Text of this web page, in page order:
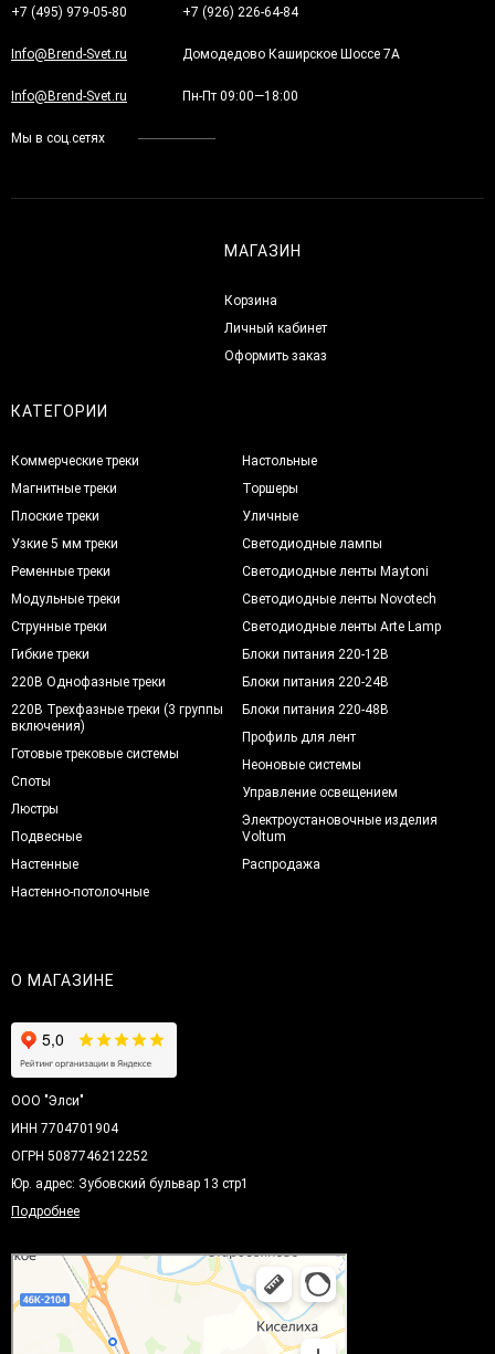
+7 (495) 979-05-80 +7 (926) 226-64-84
Info@Brend-Svet.ru Домодедово Каширское Шоссе 7А
Info@Brend-Svet.ru Пн-Пт 09:00—18:00
Мы в соц.сетях
МАГАЗИН
Корзина
Личный кабинет
Оформить заказ
КАТЕГОРИИ
Коммерческие треки
Магнитные треки
Плоские треки
Узкие 5 мм треки
Ременные треки
Модульные треки
Струнные треки
Гибкие треки
220В Однофазные треки
220В Трехфазные треки (3 группы
включения)
Готовые трековые системы
Споты
Люстры
Подвесные
Настенные
Настенно-потолочные
Настольные
Торшеры
Уличные
Светодиодные лампы
Светодиодные ленты Maytoni
Светодиодные ленты Novotech
Светодиодные ленты Arte Lamp
Блоки питания 220-12В
Блоки питания 220-24В
Блоки питания 220-48В
Профиль для лент
Неоновые системы
Управление освещением
Электроустановочные изделия
Voltum
Распродажа
О МАГАЗИНЕ
ООО "Элси"
ИНН 7704701904
ОГРН 5087746212252
Юр. адрес: Зубовский бульвар 13 стр1
Подробнее